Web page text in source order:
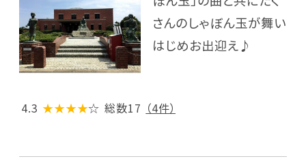
さんのしゃぼん玉が舞い
はじめお出迎え♪
4.3 ★★★★☆ 総数17 （4件）